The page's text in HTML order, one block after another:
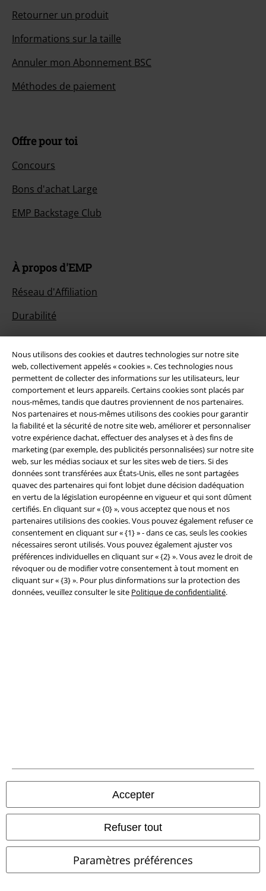
Nous utilisons des cookies et dautres technologies sur notre site
web, collectivement appelés « cookies ». Ces technologies nous
permettent de collecter des informations sur les utilisateurs, leur
comportement et leurs appareils. Certains cookies sont placés par
nous-mêmes, tandis que dautres proviennent de nos partenaires.
Nos partenaires et nous-mêmes utilisons des cookies pour garantir
la fiabilité et la sécurité de notre site web, améliorer et personnaliser
votre expérience dachat, effectuer des analyses et à des fins de
marketing (par exemple, des publicités personnalisées) sur notre site
web, sur les médias sociaux et sur les sites web de tiers. Si des
données sont transférées aux États-Unis, elles ne sont partagées
quavec des partenaires qui font lobjet dune décision dadéquation
en vertu de la législation européenne en vigueur et qui sont dûment
certifiés. En cliquant sur « {0} », vous acceptez que nous et nos
partenaires utilisions des cookies. Vous pouvez également refuser ce
consentement en cliquant sur « {1} » - dans ce cas, seuls les cookies
nécessaires seront utilisés. Vous pouvez également ajuster vos
préférences individuelles en cliquant sur « {2} ». Vous avez le droit de
révoquer ou de modifier votre consentement à tout moment en
cliquant sur « {3} ». Pour plus dinformations sur la protection des
données, veuillez consulter le site Politique de confidentialité.
Accepter
Refuser tout
Paramètres préférences
Retourner un produit
Informations sur la taille
Annuler mon Abonnement BSC
Méthodes de paiement
Offre pour toi
Concours
Bons d'achat Large
EMP Backstage Club
À propos d'EMP
Réseau d'Affiliation
Durabilité
Communauté
Méthodes de paiement
A Warner Music Group Company